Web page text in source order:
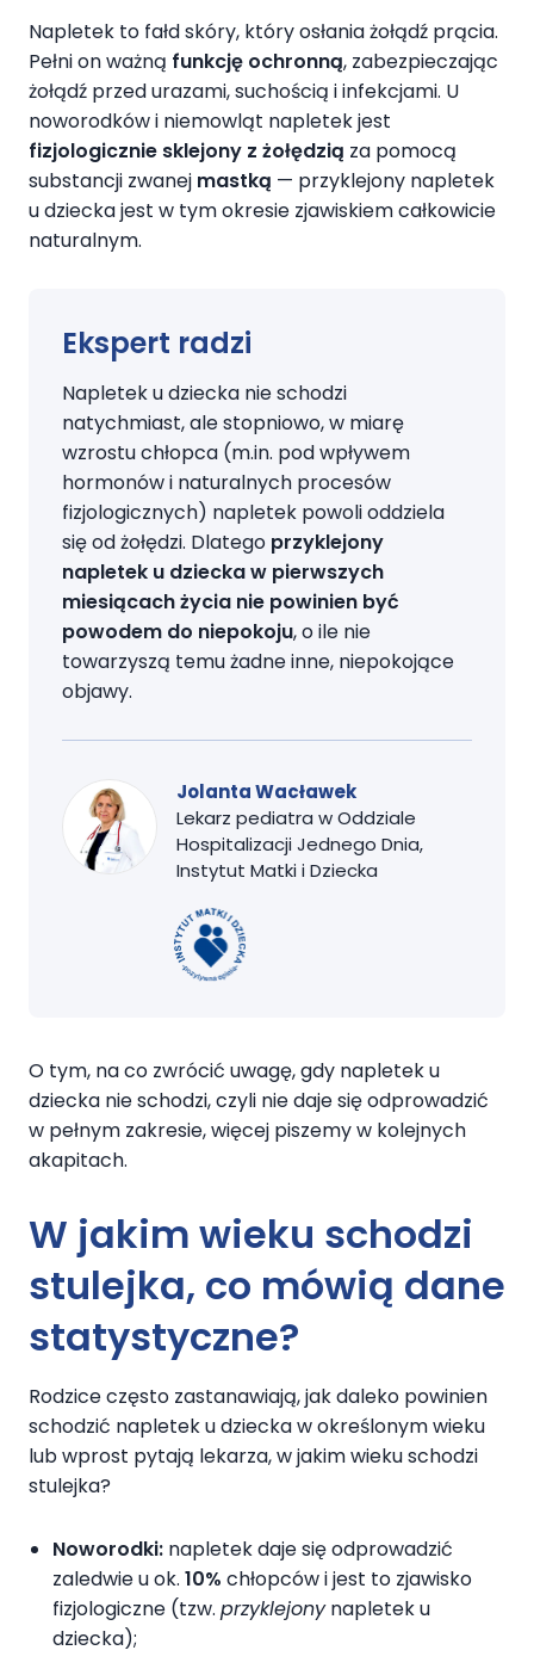
Napletek to fałd skóry, który osłania żołądź prącia.
Pełni on ważną funkcję ochronną, zabezpieczając
żołądź przed urazami, suchością i infekcjami. U
noworodków i niemowląt napletek jest
fizjologicznie sklejony z żołędzią za pomocą
substancji zwanej mastką — przyklejony napletek
u dziecka jest w tym okresie zjawiskiem całkowicie
naturalnym.
Ekspert radzi
Napletek u dziecka nie schodzi
natychmiast, ale stopniowo, w miarę
wzrostu chłopca (m.in. pod wpływem
hormonów i naturalnych procesów
fizjologicznych) napletek powoli oddziela
się od żołędzi. Dlatego przyklejony
napletek u dziecka w pierwszych
miesiącach życia nie powinien być
powodem do niepokoju, o ile nie
towarzyszą temu żadne inne, niepokojące
objawy.
Jolanta Wacławek
Lekarz pediatra w Oddziale
Hospitalizacji Jednego Dnia,
Instytut Matki i Dziecka
O tym, na co zwrócić uwagę, gdy napletek u
dziecka nie schodzi, czyli nie daje się odprowadzić
w pełnym zakresie, więcej piszemy w kolejnych
akapitach.
W jakim wieku schodzi
stulejka, co mówią dane
statystyczne?
Rodzice często zastanawiają, jak daleko powinien
schodzić napletek u dziecka w określonym wieku
lub wprost pytają lekarza, w jakim wieku schodzi
stulejka?
Noworodki: napletek daje się odprowadzić
zaledwie u ok. 10% chłopców i jest to zjawisko
fizjologiczne (tzw. przyklejonynapletek u
dziecka);